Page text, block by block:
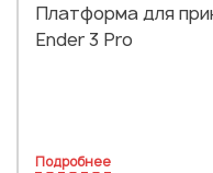
Платформа для
Ender 3 Pro
Подробнее